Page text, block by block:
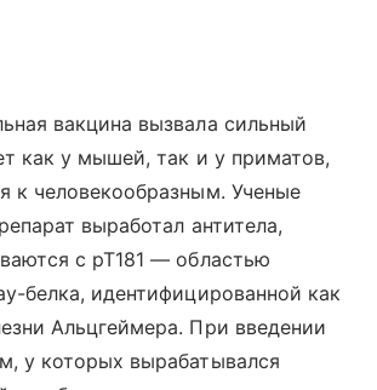
вакцина вызвала сильный
как у мышей, так и у приматов,
к человекообразным. Ученые
выработал антитела,
с pT181 — областью
белка, идентифицированной как
Альцгеймера. При введении
у которых вырабатывался